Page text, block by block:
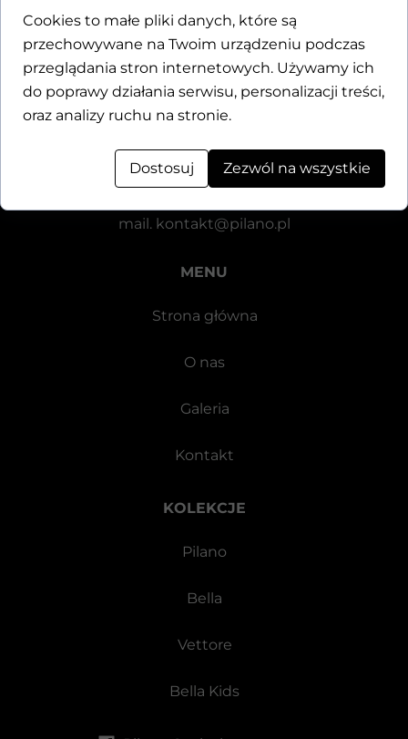
KOLEKCJE
Pilano
Bella
Vettore
Bella Kids
MENU
Strona główna
O nas
Galeria
Kontakt
Dane kontaktowe
Motylewska 24
tel.+48 571 521 126
mail. kontakt@pilano.pl
Cookies to małe pliki danych, które są
przechowywane na Twoim urządzeniu podczas
przeglądania stron internetowych. Używamy ich
do poprawy działania serwisu, personalizacji treści,
oraz analizy ruchu na stronie.
Dostosuj Zezwól na wszystkie